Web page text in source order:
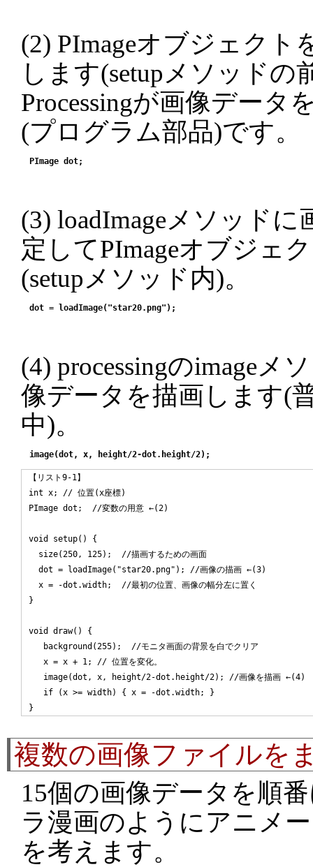
(2) PImageオブジェクト
します(setupメソッドの
Processingが画像データ
(プログラム部品)です。
(3) loadImageメソッド
定してPImageオブジェ
(setupメソッド内)。
(4) processingのimageメ
像データを描画します(
中)。
【リスト9-1】
int x; // 位置(x座標)
PImage dot;  //変数の用意 ←(2)
void setup() {
  size(250, 125);  //描画するための画面
  dot = loadImage("star20.png"); //画像の描画 ←(3)
  x = -dot.width;  //最初の位置、画像の幅分左に置く
}
void draw() {
   background(255);  //モニタ画面の背景を白でクリア
   x = x + 1; // 位置を変化。
   image(dot, x, height/2-dot.height/2); //画像を描画 ←(4)
   if (x >= width) { x = -dot.width; }
複数の画像ファイルを
15個の画像データを順
ラ漫画のようにアニメ
を考えます。